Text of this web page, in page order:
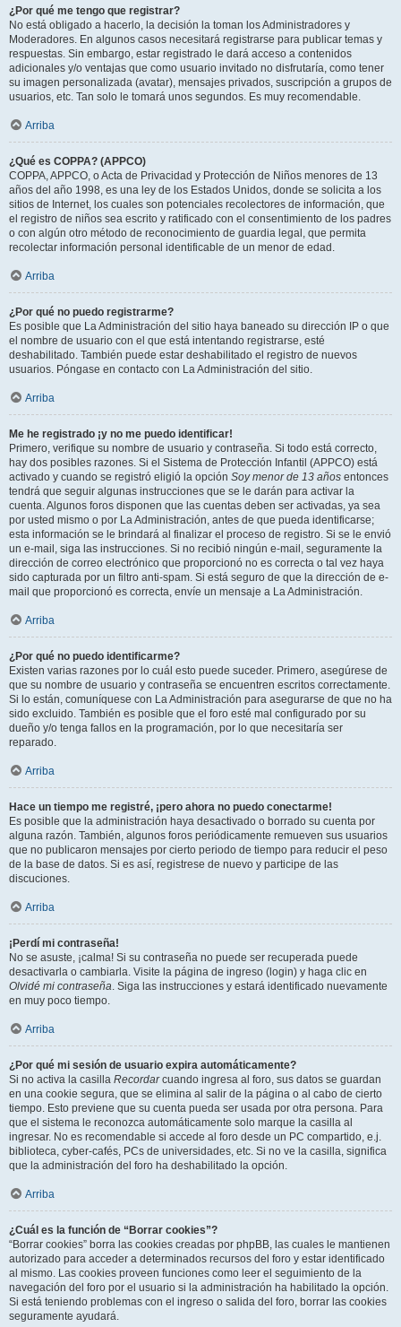
¿Por qué me tengo que registrar?
No está obligado a hacerlo, la decisión la toman los Administradores y
Moderadores. En algunos casos necesitará registrarse para publicar temas y
respuestas. Sin embargo, estar registrado le dará acceso a contenidos
adicionales y/o ventajas que como usuario invitado no disfrutaría, como tener
su imagen personalizada (avatar), mensajes privados, suscripción a grupos de
usuarios, etc. Tan solo le tomará unos segundos. Es muy recomendable.
Arriba
¿Qué es COPPA? (APPCO)
COPPA, APPCO, o Acta de Privacidad y Protección de Niños menores de 13
años del año 1998, es una ley de los Estados Unidos, donde se solicita a los
sitios de Internet, los cuales son potenciales recolectores de información, que
el registro de niños sea escrito y ratificado con el consentimiento de los padres
o con algún otro método de reconocimiento de guardia legal, que permita
recolectar información personal identificable de un menor de edad.
Arriba
¿Por qué no puedo registrarme?
Es posible que La Administración del sitio haya baneado su dirección IP o que
el nombre de usuario con el que está intentando registrarse, esté
deshabilitado. También puede estar deshabilitado el registro de nuevos
usuarios. Póngase en contacto con La Administración del sitio.
Arriba
Me he registrado ¡y no me puedo identificar!
Primero, verifique su nombre de usuario y contraseña. Si todo está correcto,
hay dos posibles razones. Si el Sistema de Protección Infantil (APPCO) está
activado y cuando se registró eligió la opción Soy menor de 13 años entonces
tendrá que seguir algunas instrucciones que se le darán para activar la
cuenta. Algunos foros disponen que las cuentas deben ser activadas, ya sea
por usted mismo o por La Administración, antes de que pueda identificarse;
esta información se le brindará al finalizar el proceso de registro. Si se le envió
un e-mail, siga las instrucciones. Si no recibió ningún e-mail, seguramente la
dirección de correo electrónico que proporcionó no es correcta o tal vez haya
sido capturada por un filtro anti-spam. Si está seguro de que la dirección de e-
mail que proporcionó es correcta, envíe un mensaje a La Administración.
Arriba
¿Por qué no puedo identificarme?
Existen varias razones por lo cuál esto puede suceder. Primero, asegúrese de
que su nombre de usuario y contraseña se encuentren escritos correctamente.
Si lo están, comuníquese con La Administración para asegurarse de que no ha
sido excluido. También es posible que el foro esté mal configurado por su
dueño y/o tenga fallos en la programación, por lo que necesitaría ser
reparado.
Arriba
Hace un tiempo me registré, ¡pero ahora no puedo conectarme!
Es posible que la administración haya desactivado o borrado su cuenta por
alguna razón. También, algunos foros periódicamente remueven sus usuarios
que no publicaron mensajes por cierto periodo de tiempo para reducir el peso
de la base de datos. Si es así, registrese de nuevo y participe de las
discuciones.
Arriba
¡Perdí mi contraseña!
No se asuste, ¡calma! Si su contraseña no puede ser recuperada puede
desactivarla o cambiarla. Visite la página de ingreso (login) y haga clic en
Olvidé mi contraseña. Siga las instrucciones y estará identificado nuevamente
en muy poco tiempo.
Arriba
¿Por qué mi sesión de usuario expira automáticamente?
Si no activa la casilla Recordarcuando ingresa al foro, sus datos se guardan
en una cookie segura, que se elimina al salir de la página o al cabo de cierto
tiempo. Esto previene que su cuenta pueda ser usada por otra persona. Para
que el sistema le reconozca automáticamente solo marque la casilla al
ingresar. No es recomendable si accede al foro desde un PC compartido, e.j.
biblioteca, cyber-cafés, PCs de universidades, etc. Si no ve la casilla, significa
que la administración del foro ha deshabilitado la opción.
Arriba
¿Cuál es la función de “Borrar cookies”?
“Borrar cookies” borra las cookies creadas por phpBB, las cuales le mantienen
autorizado para acceder a determinados recursos del foro y estar identificado
al mismo. Las cookies proveen funciones como leer el seguimiento de la
navegación del foro por el usuario si la administración ha habilitado la opción.
Si está teniendo problemas con el ingreso o salida del foro, borrar las cookies
seguramente ayudará.